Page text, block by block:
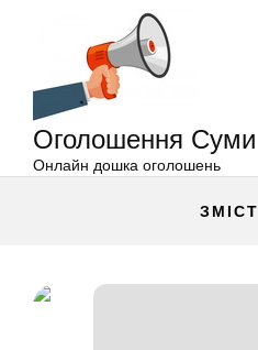
Оголошення Суми
Онлайн дошка оголошень
ЗМІСТ